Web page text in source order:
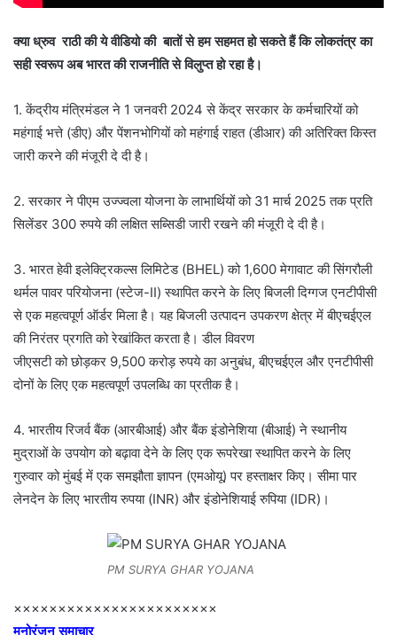
क्या ध्रुव राठी की ये वीडियो की बातों से हम सहमत हो सकते हैं कि लोकतंत्र का
सही स्वरूप अब भारत की राजनीति से विलुप्त हो रहा है।
1. केंद्रीय मंत्रिमंडल ने 1 जनवरी 2024 से केंद्र सरकार के कर्मचारियों को
महंगाई भत्ते (डीए) और पेंशनभोगियों को महंगाई राहत (डीआर) की अतिरिक्त किस्त
जारी करने की मंजूरी दे दी है।
2. सरकार ने पीएम उज्ज्वला योजना के लाभार्थियों को 31 मार्च 2025 तक प्रति
सिलेंडर 300 रुपये की लक्षित सब्सिडी जारी रखने की मंजूरी दे दी है।
3. भारत हेवी इलेक्ट्रिकल्स लिमिटेड (BHEL) को 1,600 मेगावाट की सिंगरौली
थर्मल पावर परियोजना (स्टेज-II) स्थापित करने के लिए बिजली दिग्गज एनटीपीसी
से एक महत्वपूर्ण ऑर्डर मिला है। यह बिजली उत्पादन उपकरण क्षेत्र में बीएचईएल
की निरंतर प्रगति को रेखांकित करता है। डील विवरण
जीएसटी को छोड़कर 9,500 करोड़ रुपये का अनुबंध, बीएचईएल और एनटीपीसी
दोनों के लिए एक महत्वपूर्ण उपलब्धि का प्रतीक है।
4. भारतीय रिजर्व बैंक (आरबीआई) और बैंक इंडोनेशिया (बीआई) ने स्थानीय
मुद्राओं के उपयोग को बढ़ावा देने के लिए एक रूपरेखा स्थापित करने के लिए
गुरुवार को मुंबई में एक समझौता ज्ञापन (एमओयू) पर हस्ताक्षर किए। सीमा पार
लेनदेन के लिए भारतीय रुपया (INR) और इंडोनेशियाई रुपिया (IDR)।
PM SURYA GHAR YOJANA
×××××××××××××××××××××××
मनोरंजन समाचार